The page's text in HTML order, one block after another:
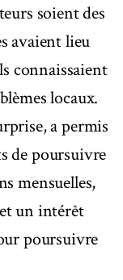
soient des
avaient lieu
connaissaient
locaux.
a permis
de poursuivre
mensuelles,
un intérêt
poursuivre